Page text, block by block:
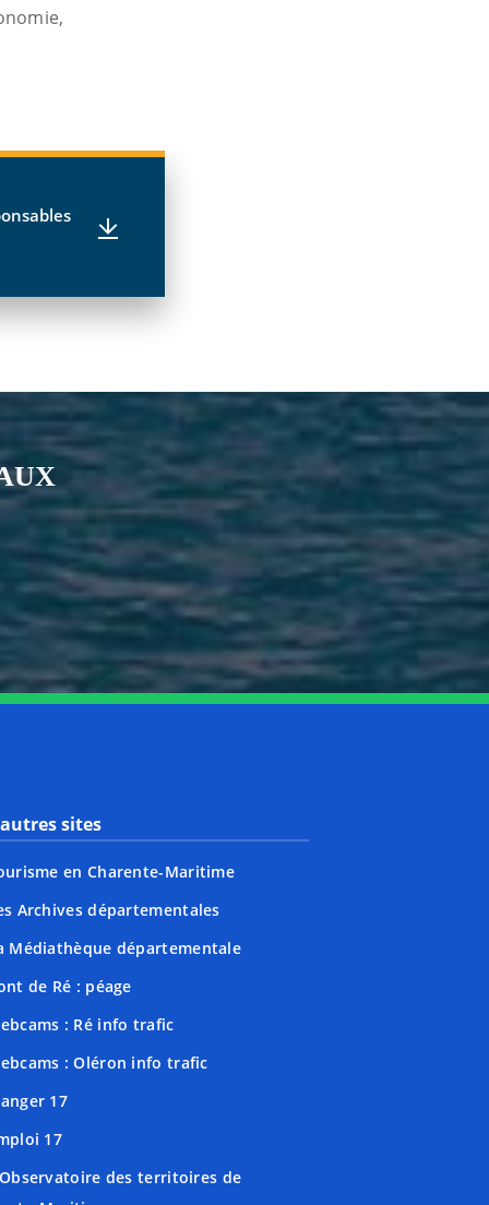
Youtube
sites
en Charente-Maritime
Archives départementales
Médiathèque départementale
de Ré : péage
: Ré info trafic
: Oléron info trafic
17
17
des territoires de